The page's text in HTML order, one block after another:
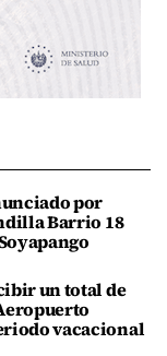
por
Barrio 18
un total de
vacacional